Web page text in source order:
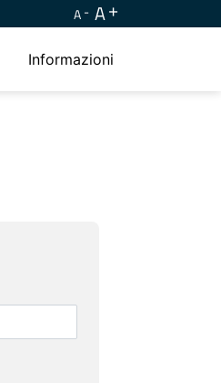
A A
Informazioni